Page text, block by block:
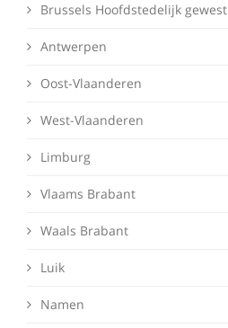
Brussels Hoofdstedelijk gewest
Antwerpen
Oost-Vlaanderen
West-Vlaanderen
Limburg
Vlaams Brabant
Waals Brabant
Luik
Namen